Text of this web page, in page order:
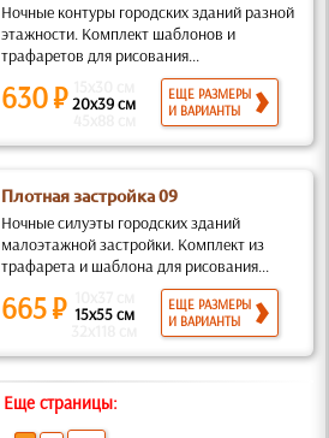
Ночные контуры городских зданий разной
этажности. Комплект шаблонов и
трафаретов для рисования...
630 ₽20x39 см
ЕЩЕ РАЗМЕРЫ
И ВАРИАНТЫ
Плотная застройка 09
Ночные силуэты городских зданий
малоэтажной застройки. Комплект из
трафарета и шаблона для рисования...
665 ₽ 15x55 см
ЕЩЕ РАЗМЕРЫ
И ВАРИАНТЫ
Еще страницы: